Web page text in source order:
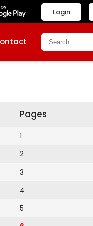
Login
Pages
1
2
3
4
5